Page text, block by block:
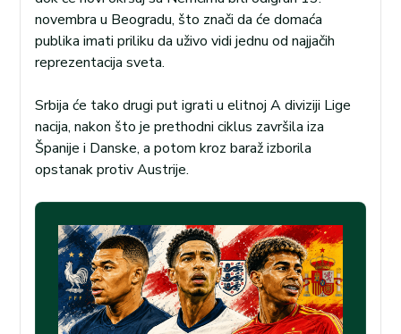
novembra u Beogradu, što znači da će domaća
publika imati priliku da uživo vidi jednu od najjačih
reprezentacija sveta.
Srbija će tako drugi put igrati u elitnoj A diviziji Lige
nacija, nakon što je prethodni ciklus završila iza
Španije i Danske, a potom kroz baraž izborila
opstanak protiv Austrije.